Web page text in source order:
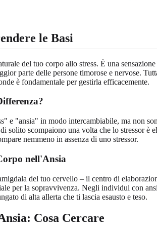
le Basi
del tuo corpo allo stress. È una
parte delle persone timorose e nervose.
è fondamentale per gestirla efficacemente.
e "ansia" in modo intercambiabile, ma non
solito scompaiono una volta che lo stressor è
nemmeno in assenza di uno stressor.
nell'Ansia
del tuo cervello – il centro di
per la sopravvivenza. Negli individui con
di alta allerta che ti lascia esausto e teso.
: Cosa Cercare